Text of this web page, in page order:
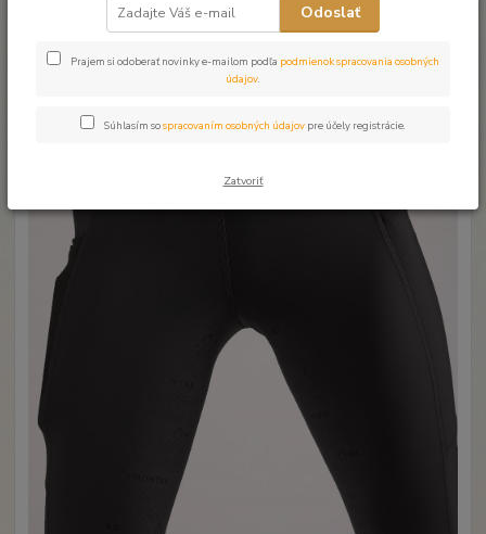
Odoslať
Prajem si odoberať novinky e-mailom podľa podmienok spracovania osobných
údajov.
Súhlasím sospracovaním osobných údajov pre účely registrácie.
Zatvoriť